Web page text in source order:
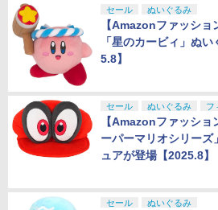
セール ぬいぐるみ
【Amazonファッシ
「星のカービィ」ぬ
5.8】
セール ぬいぐるみ フ
【Amazonファッシ
ーパーマリオシリー
ュアが登場【2025.8】
セール ぬいぐるみ